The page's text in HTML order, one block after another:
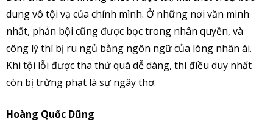
dung vô tội vạ của chính mình. Ở những nơi văn minh
nhất, phản bội cũng được bọc trong nhân quyền, và
công lý thì bị ru ngủ bằng ngôn ngữ của lòng nhân ái.
Khi tội lỗi được tha thứ quá dễ dàng, thì điều duy nhất
còn bị trừng phạt là sự ngây thơ.
Hoàng Quốc Dũng